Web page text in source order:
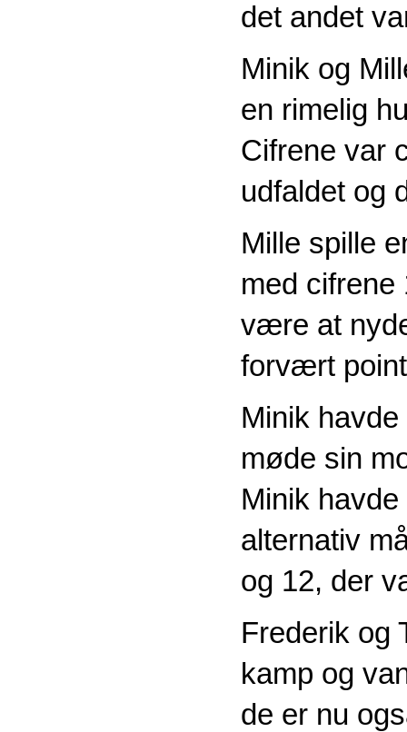
det andet
Minik og
en rimelig
Cifrene var
udfaldet og
Mille spille
med cifrene
være at
forvært
Minik
møde sin
Minik
alternativ
og 12, der
Frederik og
kamp og
de er nu